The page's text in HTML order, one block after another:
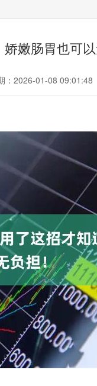
嫩肠胃也可以
：2026-01-08 09:01:48